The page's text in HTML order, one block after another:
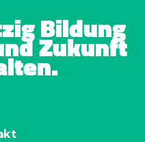
Bildung
Zukunft